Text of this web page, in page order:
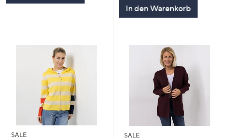
In den Warenkorb
SALE
SALE